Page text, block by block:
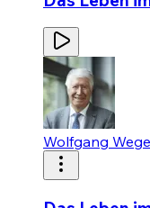
Wolfgang